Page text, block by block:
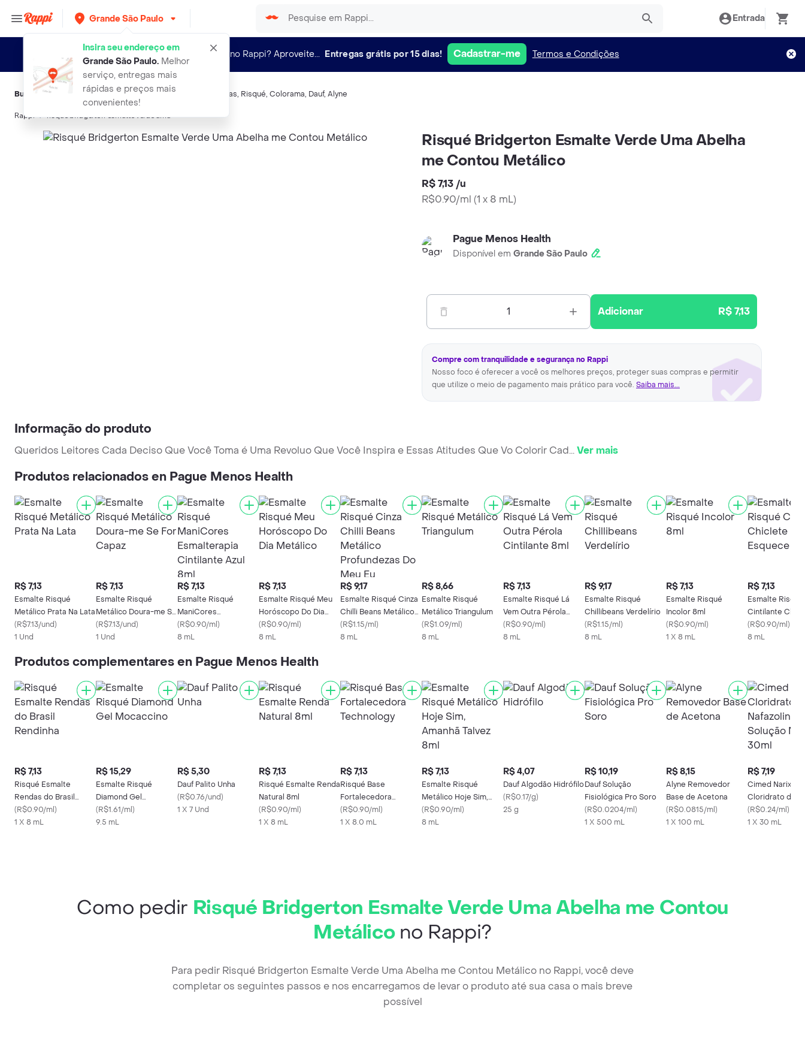
Grande São Paulo
Insira seu endereço em
Grande São Paulo.Melhor
serviço, entregas mais
rápidas e preços mais
convenientes!
Entrada
Novo no Rappi? Aproveite... Entregas grátis por 15 dias! Cadastrar-me Termos e Condições
Buscas relacionadas:Esmalte, Bases E Tratamentos De Unhas, Risqué, Colorama, Dauf, Alyne
Rappi risque bridgerton esmalte verde uma
Risqué Bridgerton Esmalte Verde Uma Abelha
me Contou Metálico
R$ 7,13 /u
R$0.90/ml (1 x 8 mL)
Pague Menos Health
Disponível em Grande São Paulo
1 Adicionar R$ 7,13
Compre com tranquilidade e segurança no Rappi
Nosso foco é oferecer a você os melhores preços, proteger suas compras e permitir
que utilize o meio de pagamento mais prático para você. Saiba mais...
Informação do produto
Queridos Leitores Cada Deciso Que Você Toma é Uma Revoluo Que Você Inspira e Essas Atitudes Que Vo Colorir Cad...Ver mais
Produtos relacionados en Pague Menos Health
R$ 7,13
Esmalte Risqué
Metálico Prata Na Lata
(R$7.13/und)
1 Und
R$ 7,13
Esmalte Risqué
Metálico Doura-me Se
For Capaz
(R$7.13/und)
1 Und
R$ 7,13
Esmalte Risqué
ManiCores
Esmalterapia
Cintilante Azul 8ml
(R$0.90/ml)
8 mL
R$ 7,13
Esmalte Risqué Meu
Horóscopo Do Dia
Metálico
(R$0.90/ml)
8 mL
R$ 9,17
Esmalte Risqué Cinza
Chilli Beans Metálico
Profundezas Do Meu
Eu
(R$1.15/ml)
8 mL
R$ 8,66
Esmalte Risqué
Metálico Triangulum
(R$1.09/ml)
8 mL
R$ 7,13
Esmalte Risqué Lá
Vem Outra Pérola
Cintilante 8ml
(R$0.90/ml)
8 mL
R$ 9,17
Esmalte Risqué
Chillibeans Verdelírio
(R$1.15/ml)
8 mL
R$ 7,13
Esmalte Risqué
Incolor 8ml
(R$0.90/ml)
1 X 8 mL
R$ 7,13
Esmalte Risqué
Cintilante
Esquece 8ml
(R$0.90/ml)
8 mL
Produtos complementares en Pague Menos Health
R$ 7,13
Risqué Esmalte
Rendas do Brasil
Rendinha
(R$0.90/ml)
1 X 8 mL
R$ 15,29
Esmalte Risqué
Diamond Gel
Mocaccino
(R$1.61/ml)
9.5 mL
R$ 5,30
Dauf Palito Unha
(R$0.76/und)
1 X 7 Und
R$ 7,13
Risqué Esmalte Renda
Natural 8ml
(R$0.90/ml)
1 X 8 mL
R$ 7,13
Risqué Base
Fortalecedora
Technology
(R$0.90/ml)
1 X 8.0 mL
R$ 7,13
Esmalte Risqué
Metálico Hoje Sim,
Amanhã Talvez 8ml
(R$0.90/ml)
8 mL
R$ 4,07
Dauf Algodão Hidrófilo
(R$0.17/g)
25 g
R$ 10,19
Dauf Solução
Fisiológica Pro Soro
(R$0.0204/ml)
1 X 500 mL
R$ 8,15
Alyne Removedor
Base de Acetona
(R$0.0815/ml)
1 X 100 mL
R$ 7,19
Cimed Narix
Cloridrato de
Nafazolina
Solução Nasal
(R$0.24/ml)
1 X 30 mL
Como pedir Risqué Bridgerton Esmalte Verde Uma Abelha me Contou
Metálicono Rappi?
Para pedir Risqué Bridgerton Esmalte Verde Uma Abelha me Contou Metálico no Rappi, você deve
completar os seguintes passos e nos encarregamos de levar o produto até sua casa o mais breve
possível